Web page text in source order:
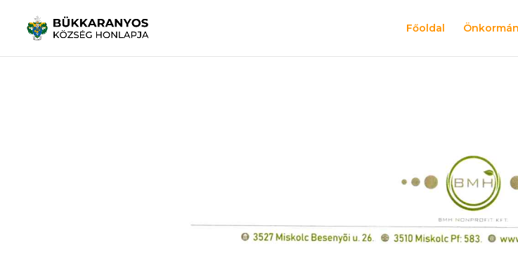
Főoldal